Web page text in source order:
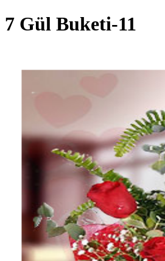
7 Gül Buketi-11